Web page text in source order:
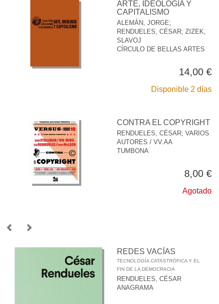
ARTE, IDEOLOGÍA Y
CAPITALISMO
ALEMÁN, JORGE;
RENDUELES, CÉSAR; ZIZEK,
SLAVOJ
CÍRCULO DE BELLAS ARTES
14,00 €
Disponible 2 días
CONTRA EL COPYRIGHT
RENDUELES, CÉSAR; VARIOS
AUTORES / VV.AA
TUMBONA
8,00 €
Agotado
REDES VACÍAS
TECNOLOGÍA CATASTRÓFICA Y EL
FIN DE LA DEMOCRACIA
RENDUELES, CÉSAR
ANAGRAMA